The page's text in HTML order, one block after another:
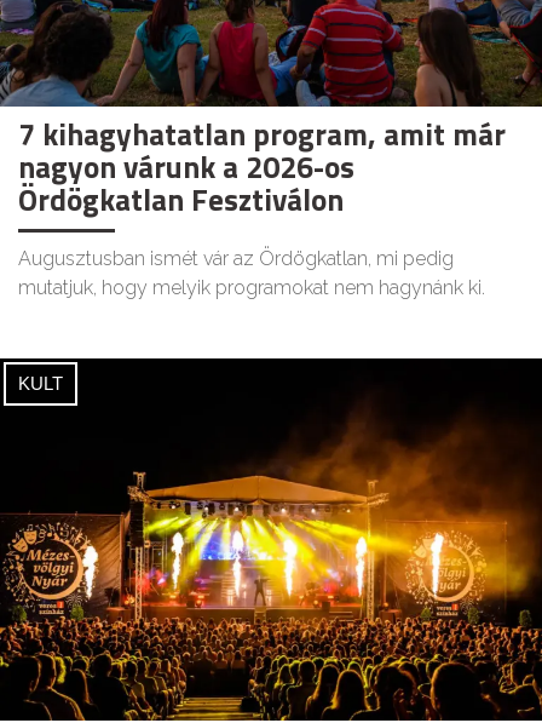
7 kihagyhatatlan program, amit már
nagyon várunk a 2026-os
Ördögkatlan Fesztiválon
Augusztusban ismét vár az Ördögkatlan, mi pedig
mutatjuk, hogy melyik programokat nem hagynánk ki.
KULT